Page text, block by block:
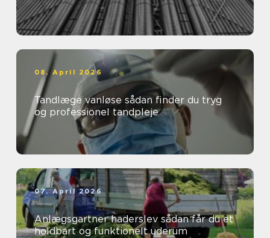
08. April 2026
Tandlæge vanløse sådan finder du tryg
og professionel tandpleje
07. April 2026
Anlægsgartner haderslev sådan får du et
holdbart og funktionelt uderum